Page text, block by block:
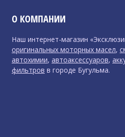
О КОМПАНИИ
Наш интернет-магазин
оригинальных моторных масел,
автохимии, автоаксессуаров,
фильтров в городе Бугульма.